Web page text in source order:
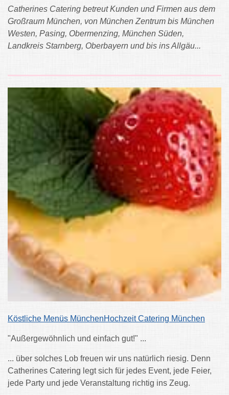
Catherines Catering betreut Kunden und Firmen aus dem
Großraum München, von München Zentrum bis München
Westen, Pasing, Obermenzing, München Süden,
Landkreis Starnberg, Oberbayern und bis ins Allgäu...
Köstliche Menüs MünchenHochzeit Catering München
"Außergewöhnlich und einfach gut!" ...
... über solches Lob freuen wir uns natürlich riesig. Denn
Catherines Catering legt sich für jedes Event, jede Feier,
jede Party und jede Veranstaltung richtig ins Zeug.